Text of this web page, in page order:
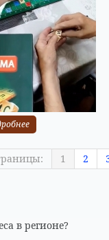
1 2
в регионе?